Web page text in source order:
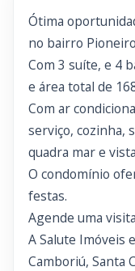
Ótima
no bairro
Com 3 suíte, e 4
e área total de
Com ar
serviço, cozinha,
quadra mar e
O condomínio
festas.
Agende uma
A Salute Imóveis
Camboriú, Santa